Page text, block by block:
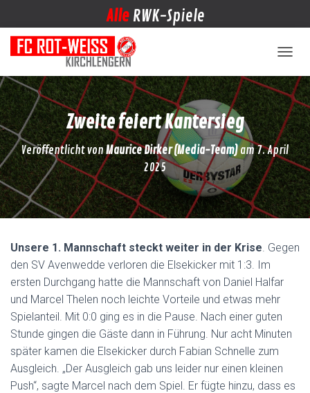
Alle RWK-Spiele
Zweite feiert Kantersieg
Veröffentlicht vonMaurice Dirker (Media-Team)am7. April
2025
Unsere 1. Mannschaft steckt weiter in der Krise. Gegen
den SV Avenwedde verloren die Elsekicker mit 1:3. Im
ersten Durchgang hatte die Mannschaft von Daniel Halfar
und Marcel Thelen noch leichte Vorteile und etwas mehr
Spielanteil. Mit 0:0 ging es in die Pause. Nach einer guten
Stunde gingen die Gäste dann in Führung. Nur acht Minuten
später kamen die Elsekicker durch Fabian Schnelle zum
Ausgleich. „Der Ausgleich gab uns leider nur einen kleinen
Push“, sagte Marcel nach dem Spiel. Er fügte hinzu, dass es